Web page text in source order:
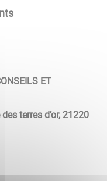
ET
terres d’or, 21220